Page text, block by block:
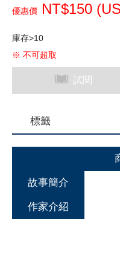
優惠價 NT$150 (
庫存>10
※ 不可超取
試閱
標籤
故事簡介
作家介紹